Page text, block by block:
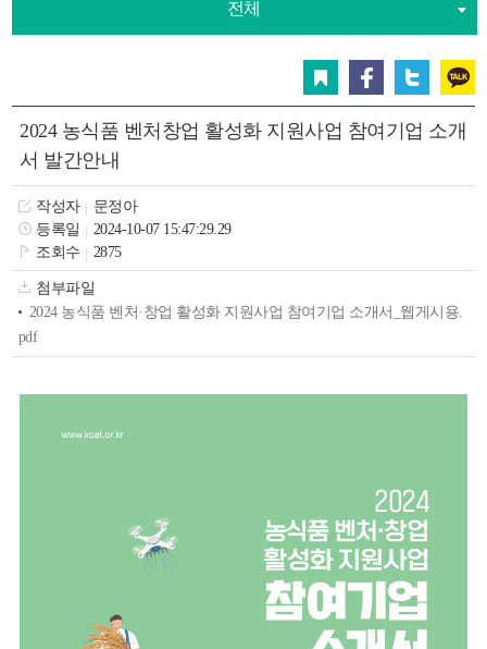
창 인
전체
트위터 카카오
2024 농식품 벤처창업 활성화 지원사업 참여기업 소개
서 발간안내
작성자
문정아
등록일
2024-10-07 15:47:29.29
조회수
2875
첨부파일
2024 농식품 벤처·창업 활성화 지원사업 참여기업 소개서_웹게시용.
pdf